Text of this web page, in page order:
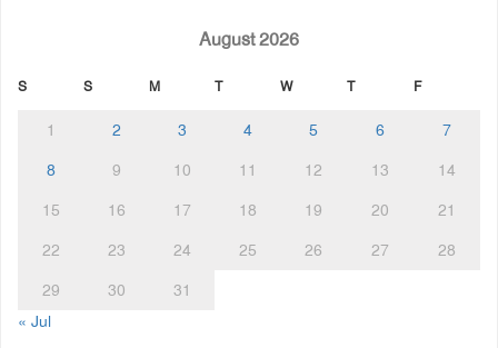
August 2026
S S M T W T F
1 2 3 4 5 6
7
8
9 10 11 12 13
14
15
16 17 18 19 20
21
22
23 24 25 26 27
28
29
30
31
« Jul